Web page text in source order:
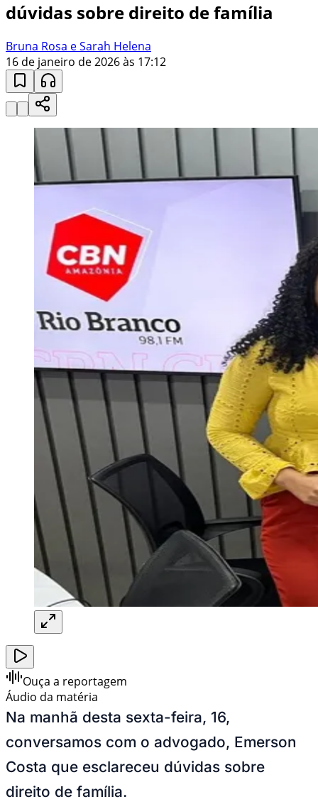
dúvidas sobre direito de família
Bruna Rosa e Sarah Helena
16 de janeiro de 2026 às 17:12
Ouça a reportagem
Áudio da matéria
Na manhã desta sexta-feira, 16,
conversamos com o advogado, Emerson
Costa que esclareceu dúvidas sobre
direito de família.